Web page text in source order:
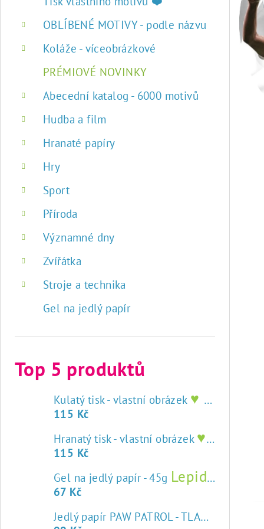
OBLÍBENÉ MOTIVY - podle názvu
Koláže - víceobrázkové
PRÉMIOVÉ NOVINKY
Abecední katalog - 6000 motivů
Hudba a film
Hranaté papíry
Hry
Sport
Příroda
Významné dny
Zvířátka
Stroje a technika
Gel na jedlý papír
Top 5 produktů
Kulatý tisk - vlastní obrázek ♥ tisk na jedlý papír
115 Kč
Hranatý tisk - vlastní obrázek ♥ tisk na jedlý papír
115 Kč
Gel na jedlý papír - 45g Lepidlo na jedlý papír
67 Kč
Jedlý papír PAW PATROL - TLAPKOVÁ PATROLA